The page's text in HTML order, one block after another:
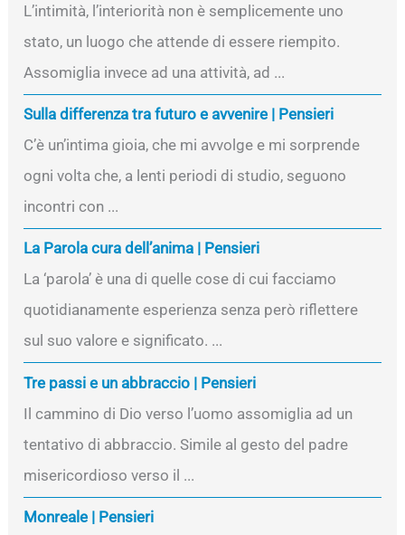
L’intimità, l’interiorità non è semplicemente uno
stato, un luogo che attende di essere riempito.
Assomiglia invece ad una attività, ad ...
Sulla differenza tra futuro e avvenire | Pensieri
C’è un’intima gioia, che mi avvolge e mi sorprende
ogni volta che, a lenti periodi di studio, seguono
incontri con ...
La Parola cura dell’anima | Pensieri
La ‘parola’ è una di quelle cose di cui facciamo
quotidianamente esperienza senza però riflettere
sul suo valore e significato. ...
Tre passi e un abbraccio | Pensieri
Il cammino di Dio verso l’uomo assomiglia ad un
tentativo di abbraccio. Simile al gesto del padre
misericordioso verso il ...
Monreale | Pensieri